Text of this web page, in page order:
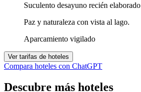
Suculento desayuno recién elaborado
Paz y naturaleza con vista al lago.
Aparcamiento vigilado
Ver tarifas de hoteles
Compara hoteles con ChatGPT
Descubre más hoteles